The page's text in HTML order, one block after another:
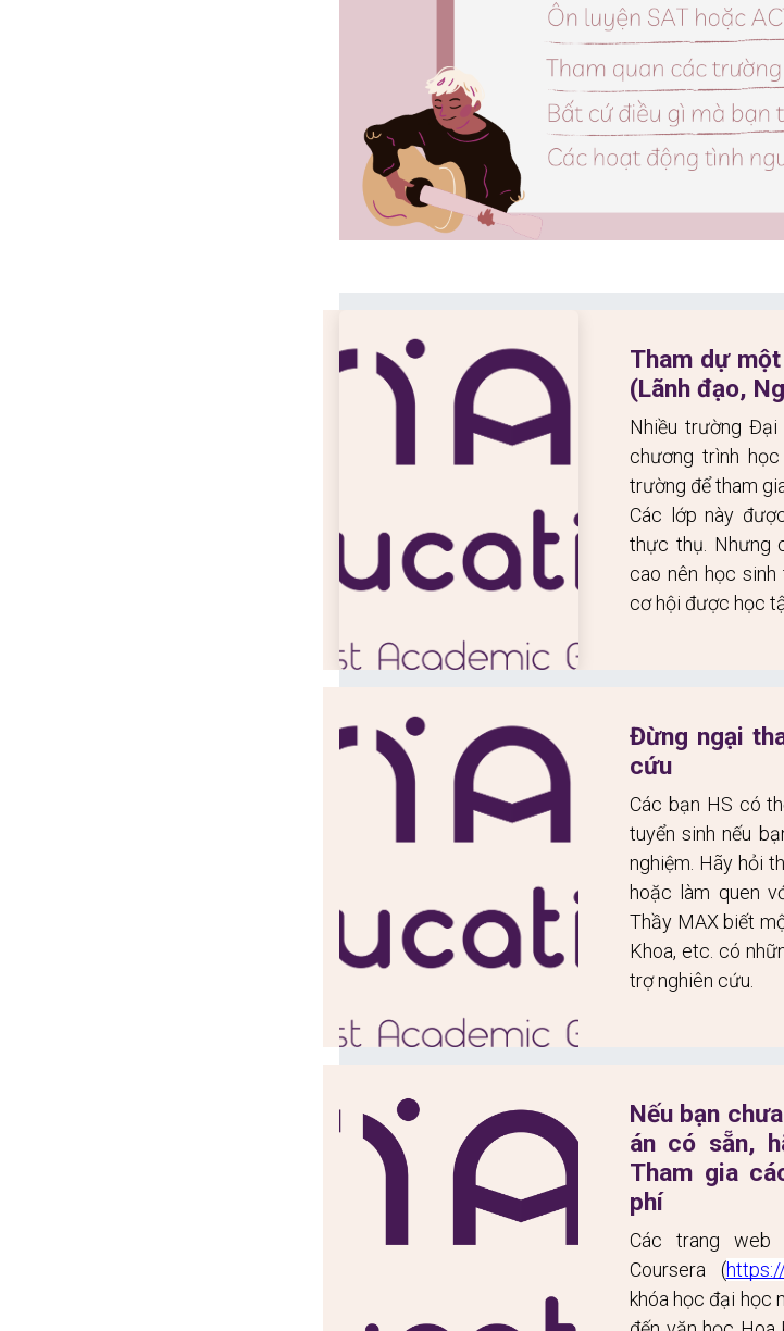
Tham dự
(Lãnh đạo,
Nhiều trường
chương trình
trường để tham
Các lớp này
thực thụ. Nhưng
cao nên học
cơ hội được học
Đừng ngại
cứu
Các bạn HS có
tuyển sinh nếu
nghiệm. Hãy hỏi
hoặc làm quen
Thầy MAX biết
Khoa, etc. có
trợ nghiên cứu.
Nếu bạn
án có sẵn,
Tham gia
phí
Các trang
Coursera (
khóa học đại học